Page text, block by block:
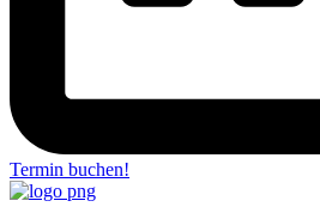
Termin buchen!